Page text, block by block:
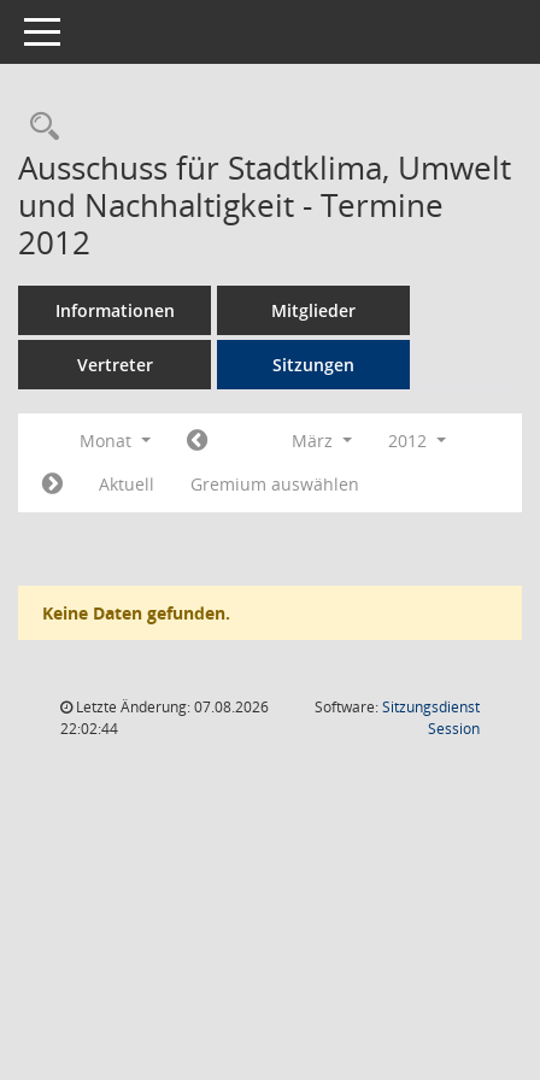
Toggle navigation
Rechercheauswahl
Ausschuss für Stadtklima, Umwelt
und Nachhaltigkeit - Termine
2012
Informationen Mitglieder
Vertreter Sitzungen
Monat März
2012
Aktuell
Gremium auswählen
Keine Daten gefunden.
Letzte Änderung: 07.08.2026
22:02:44
Software:Sitzungsdienst
Session(Wird in